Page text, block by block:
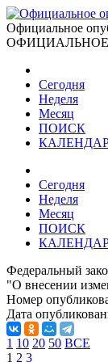
Официальное
Сегодня
Неделя
Месяц
ПОИСК
Сегодня
Неделя
Месяц
ПОИСК
Федеральный
"О внесении
Номер
Дата
1 10 20 50 ВСЕ
1 2 3